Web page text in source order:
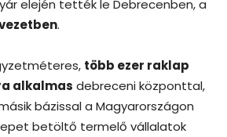
elején tették le Debrecenben, a
.
több ezer raklap
alkalmas debreceni központtal,
bázissal a Magyarországon
betöltő termelő vállalatok